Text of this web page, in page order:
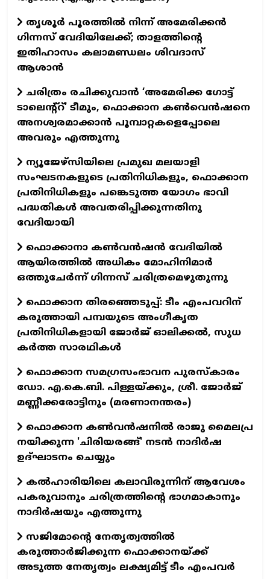
തൃശൂർ പൂരത്തിൽ നിന്ന് അമേരിക്കൻ
ഗിന്നസ് വേദിയിലേക്ക്; താളത്തിന്റെ
ഇതിഹാസം കലാമണ്ഡലം ശിവദാസ്
ആശാൻ
ചരിത്രം രചിക്കുവാൻ ‘അമേരിക്ക ഗോട്ട്
ടാലെന്റ്റ്’ ടീമും, ഫൊക്കാന കൺവെൻഷനെ
അനശ്വരമാക്കാൻ പൂമ്പാറ്റകളെപ്പോലെ
അവരും എത്തുന്നു
ന്യൂജേഴ്സിയിലെ പ്രമുഖ മലയാളി
സംഘടനകളുടെ പ്രതിനിധികളും, ഫൊക്കാന
പ്രതിനിധികളും പങ്കെടുത്ത യോഗം ഭാവി
പദ്ധതികൾ അവതരിപ്പിക്കുന്നതിനു
വേദിയായി
ഫൊക്കാനാ കൺവൻഷൻ വേദിയിൽ
ആയിരത്തിൽ അധികം മോഹിനിമാർ
ഒത്തുചേർന്ന് ഗിന്നസ് ചരിത്രമെഴുതുന്നു
ഫൊക്കാന തിരഞ്ഞെടുപ്പ്: ടീം എംപവറിന്
കരുത്തായി പമ്പയുടെ അംഗീകൃത
പ്രതിനിധികളായി ജോർജ് ഓലിക്കൽ, സുധ
കർത്ത സാരഥികൾ
ഫൊക്കാന സമഗ്രസംഭാവന പുരസ്കാരം
ഡോ. എ.കെ.ബി. പിള്ളയ്ക്കും, ശ്രീ. ജോർജ്
മണ്ണീക്കരോട്ടിനും (മരണാനന്തരം)
ഫൊക്കാന കൺവൻഷനിൽ രാജു മൈലപ്ര
നയിക്കുന്ന 'ചിരിയരങ്ങ്' നടൻ നാദിർഷ
ഉദ്ഘാടനം ചെയ്യും
കൽഹാരിയിലെ കലാവിരുന്നിന് ആവേശം
പകരുവാനും ചരിത്രത്തിന്റെ ഭാഗമാകാനും
നാദിർഷയും എത്തുന്നു
സജിമോന്റെ നേതൃത്വത്തിൽ
കരുത്താർജിക്കുന്ന ഫൊക്കാനയ്ക്ക്
അടുത്ത നേതൃത്വം ലക്ഷ്യമിട്ട് ടീം എംപവർ